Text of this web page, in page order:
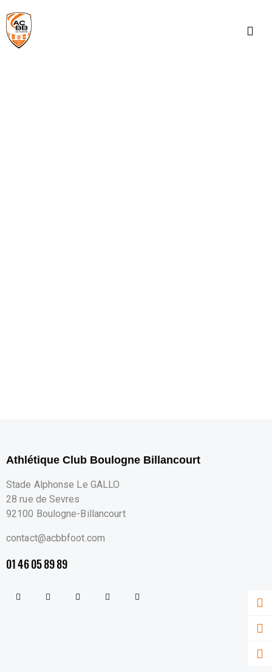
Athlétique Club Boulogne Billancourt
Stade Alphonse Le GALLO
28 rue de Sevres
92100 Boulogne-Billancourt
contact@acbbfoot.com
01 46 05 89 89